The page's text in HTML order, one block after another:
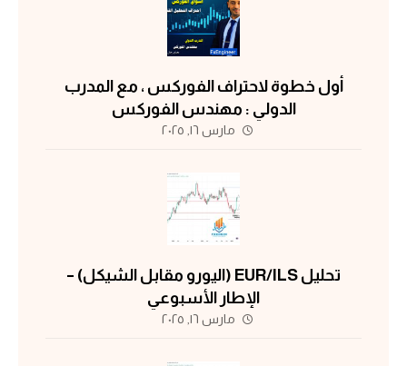
أول خطوة لاحتراف الفوركس ، مع المدرب
الدولي : مهندس الفوركس
مارس ١٦, ٢٠٢٥
تحليل EUR/ILS (اليورو مقابل الشيكل) –
الإطار الأسبوعي
مارس ١٦, ٢٠٢٥